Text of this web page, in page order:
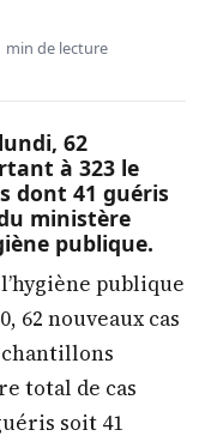
min de lecture
62
à 323 le
dont 41 guéris
ministère
publique.
publique
62 nouveaux cas
total de cas
soit 41